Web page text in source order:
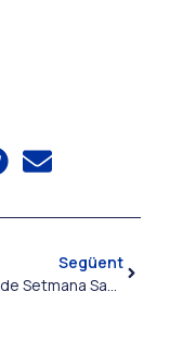
Següent
Programa de Setmana Santa 2025